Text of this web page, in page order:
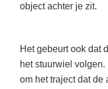
object achter je zit.
Het gebeurt ook dat
het stuurwiel
om het traject dat de